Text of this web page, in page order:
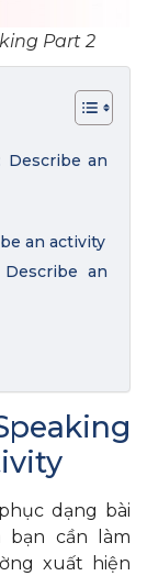
Part 2
Describe an
an activity
an
dạng bài
bạn cần làm
xuất hiện